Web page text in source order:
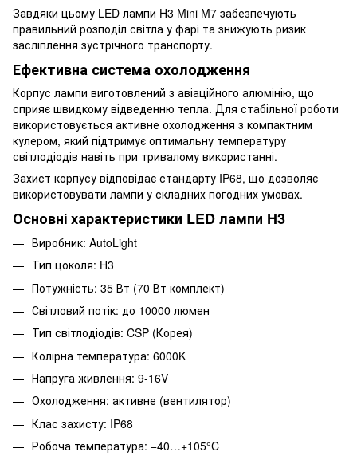
Завдяки цьому LED лампи H3 Mini M7 забезпечують
правильний розподіл світла у фарі та знижують ризик
засліплення зустрічного транспорту.
Ефективна система охолодження
Корпус лампи виготовлений з авіаційного алюмінію, що
сприяє швидкому відведенню тепла. Для стабільної роботи
використовується активне охолодження з компактним
кулером, який підтримує оптимальну температуру
світлодіодів навіть при тривалому використанні.
Захист корпусу відповідає стандарту IP68, що дозволяє
використовувати лампи у складних погодних умовах.
Основні характеристики LED лампи H3
Виробник: AutoLight
Тип цоколя: H3
Потужність: 35 Вт (70 Вт комплект)
Світловий потік: до 10000 люмен
Тип світлодіодів: CSP (Корея)
Колірна температура: 6000K
Напруга живлення: 9-16V
Охолодження: активне (вентилятор)
Клас захисту: IP68
Робоча температура: −40…+105°C